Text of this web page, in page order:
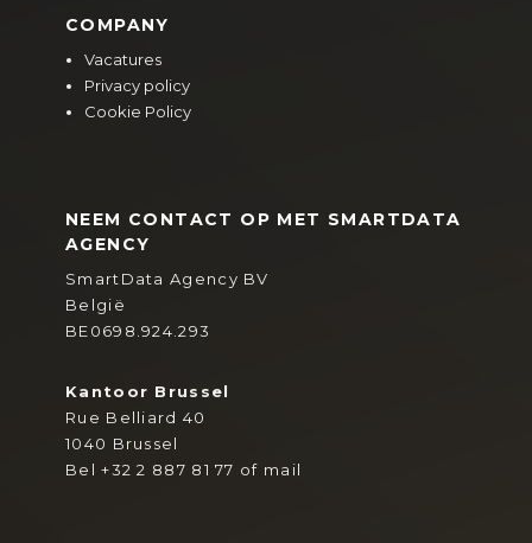
COMPANY
Vacatures
Privacy policy
Cookie Policy
NEEM CONTACT OP MET SMARTDATA
AGENCY
SmartData Agency BV
België
BE0698.924.293
Kantoor Brussel
Rue Belliard 40
1040 Brussel
Bel+32 2 887 81 77 of mail